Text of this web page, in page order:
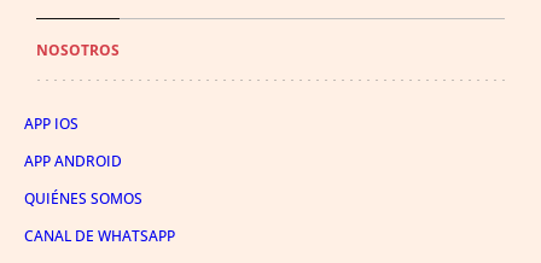
NOSOTROS
APP IOS
APP ANDROID
QUIÉNES SOMOS
CANAL DE WHATSAPP